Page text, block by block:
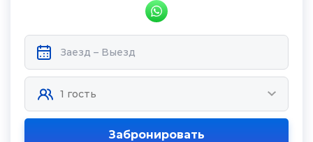
Забронировать